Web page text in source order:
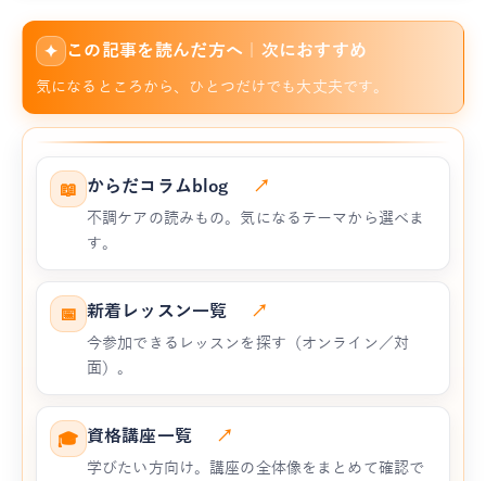
✦ この記事を読んだ方へ｜次におすすめ
気になるところから、ひとつだけでも大丈夫です。
📖 からだコラムblog ↗
不調ケアの読みもの。気になるテーマから選べま
す。
📅 新着レッスン一覧 ↗
今参加できるレッスンを探す（オンライン／対
面）。
🎓 資格講座一覧 ↗
学びたい方向け。講座の全体像をまとめて確認で